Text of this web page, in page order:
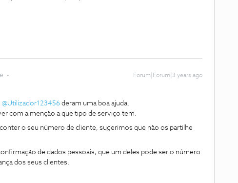
Forum|Forum|3 years ago
@Utilizador123456 deram uma boa ajuda.
com a menção a que tipo de serviço tem.
o seu número de cliente, sugerimos que não os partilhe
de dados pessoais, que um deles pode ser o número
dos seus clientes.